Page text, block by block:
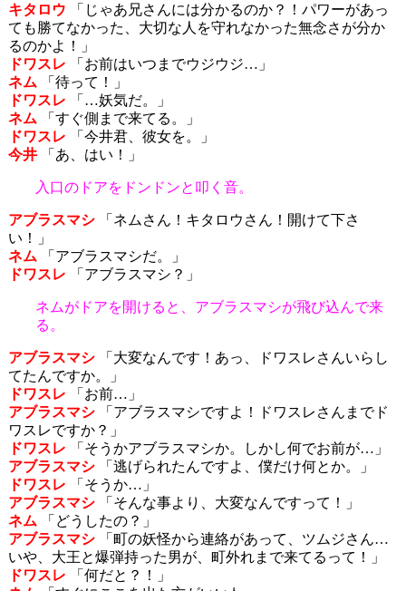
キタロウ 「じゃあ兄さんには分かるのか？！パワーがあっ
ても勝てなかった、大切な人を守れなかった無念さが分か
るのかよ！」
ドワスレ 「お前はいつまでウジウジ…」
ネム 「待って！」
ドワスレ 「…妖気だ。」
ネム 「すぐ側まで来てる。」
ドワスレ 「今井君、彼女を。」
今井「あ、はい！」
入口のドアをドンドンと叩く音。
アブラスマシ「ネムさん！キタロウさん！開けて下さ
い！」
ネム 「アブラスマシだ。」
ドワスレ 「アブラスマシ？」
ネムがドアを開けると、アブラスマシが飛び込んで来
る。
アブラスマシ「大変なんです！あっ、ドワスレさんいらし
てたんですか。」
ドワスレ 「お前…」
アブラスマシ「アブラスマシですよ！ドワスレさんまでド
ワスレですか？」
ドワスレ 「そうかアブラスマシか。しかし何でお前が…」
アブラスマシ「逃げられたんですよ、僕だけ何とか。」
ドワスレ 「そうか…」
アブラスマシ「そんな事より、大変なんですって！」
ネム 「どうしたの？」
アブラスマシ「町の妖怪から連絡があって、ツムジさん…
いや、大王と爆弾持った男が、町外れまで来てるって！」
ドワスレ 「何だと？！」